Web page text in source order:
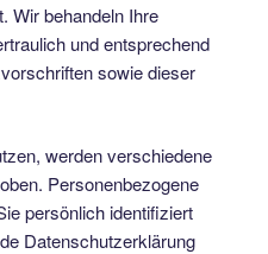
Wir behandeln Ihre
und entsprechend
sowie dieser
werden verschiedene
Personenbezogene
persönlich identifiziert
Datenschutzerklärung